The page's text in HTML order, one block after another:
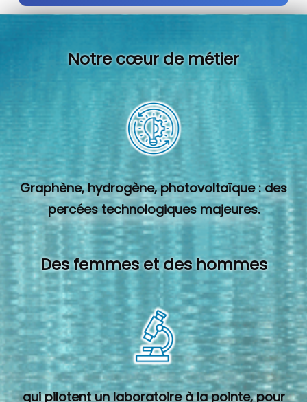
Notre cœur de métier
Graphène, hydrogène, photovoltaïque : des
percées technologiques majeures.
Des femmes et des hommes
qui pilotent un laboratoire à la pointe, pour